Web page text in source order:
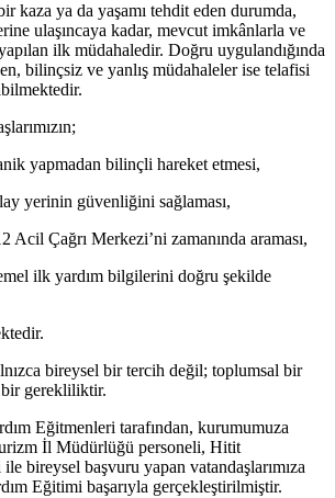
kaza ya da yaşamı tehdit eden durumda,
ulaşıncaya kadar, mevcut imkânlarla ve
ilk müdahaledir. Doğru uygulandığında
bilinçsiz ve yanlış müdahaleler ise telafisi
bilinçli hareket etmesi,
sağlaması,
Merkezi’ni zamanında araması,
bilgilerini doğru şekilde
bireysel bir tercih değil; toplumsal bir
gerekliliktir.
Eğitmenleri tarafından, kurumumuza
İl Müdürlüğü personeli, Hitit
bireysel başvuru yapan vatandaşlarımıza
Eğitimi başarıyla gerçekleştirilmiştir.